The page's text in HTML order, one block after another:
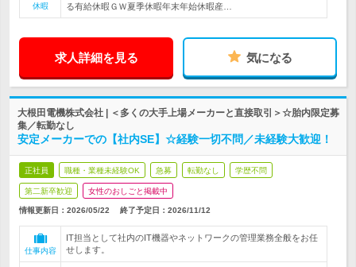
休暇
る有給休暇ＧＷ夏季休暇年末年始休暇産…
求人詳細を見る 気になる
大根田電機株式会社 | ＜多くの大手上場メーカーと直接取引＞☆胎内限定募
集／転勤なし
安定メーカーでの【社内SE】☆経験一切不問／未経験大歓迎！
正社員 職種・業種未経験OK 急募 転勤なし 学歴不問
第二新卒歓迎 女性のおしごと掲載中
情報更新日：2026/05/22 終了予定日： 2026/11/12
仕事内容
IT担当として社内のIT機器やネットワークの管理業務全般をお任
せします。